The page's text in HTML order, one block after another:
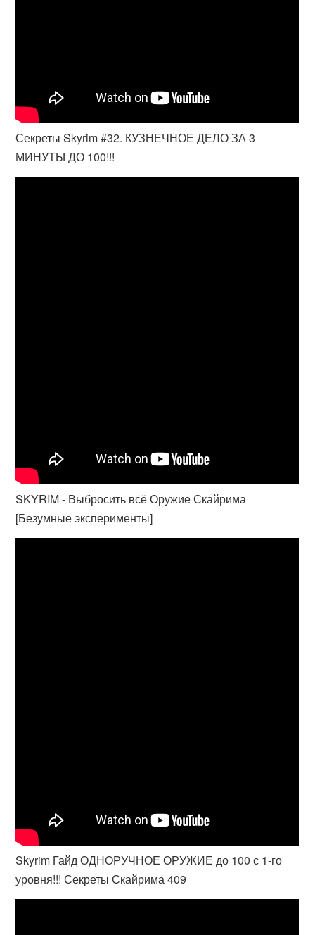
Секреты Skyrim #32. КУЗНЕЧНОЕ ДЕЛО ЗА 3
МИНУТЫ ДО 100!!!
SKYRIM - Выбросить всё Оружие Скайрима
[Безумные эксперименты]
Skyrim Гайд ОДНОРУЧНОЕ ОРУЖИЕ до 100 с 1-го
уровня!!! Секреты Скайрима 409